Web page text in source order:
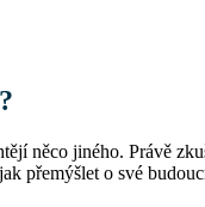
něco jiného. Právě
přemýšlet o své